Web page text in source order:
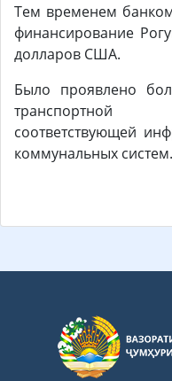
Тем временем
финансирование
долларов США.
Было проявлено
транспортной
соответствующей
коммунальных систем.